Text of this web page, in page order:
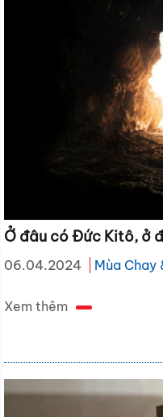
Ở đâu có Đức Kitô, ở
06.04.2024 Mùa Chay
Xem thêm